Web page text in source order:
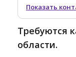
Показать
Требуются
области.